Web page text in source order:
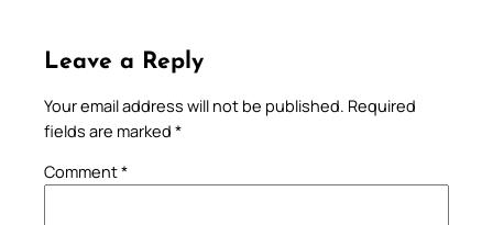
Leave a Reply
Your email address will not be published. Required
fields are marked *
Comment*